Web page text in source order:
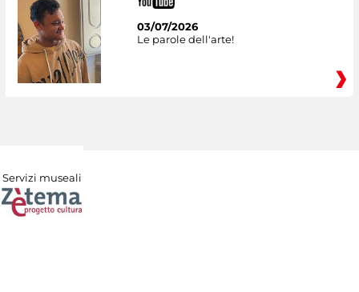
03/07/2026
Le parole dell'arte!
Servizi museali